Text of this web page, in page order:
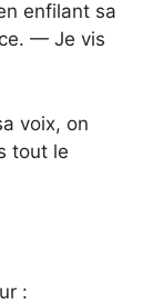
enfilant sa
— Je vis
voix, on
tout le
: